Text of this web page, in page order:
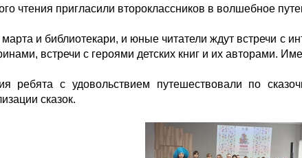
чтения пригласили второклассников в волшебное
и библиотекари, и юные читатели ждут встречи с
встречи с героями детских книг и их авторами.
ребята с удовольствием путешествовали по
сказок.